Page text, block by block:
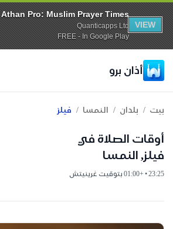
Athan Pro: Muslim Prayer Times
Quanticapps Ltd
FREE - In Google Play
VIEW
أذان برو
بيت / بلدان / النمسا / فيلز
أوقات الصلاة في
فيلز, النمسا
23:25 • +01:00 بتوقيت غرينيتش